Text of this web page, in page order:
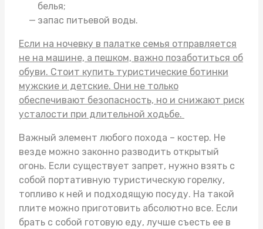
белья;
запас питьевой воды.
Если на ночевку в палатке семья отправляется
не на машине, а пешком, важно позаботиться об
обуви. Стоит купить туристические ботинки
мужские и детские. Они не только
обеспечивают безопасность, но и снижают риск
усталости при длительной ходьбе.
Важный элемент любого похода – костер. Не
везде можно законно разводить открытый
огонь. Если существует запрет, нужно взять с
собой портативную туристическую горелку,
топливо к ней и подходящую посуду. На такой
плите можно приготовить абсолютно все. Если
брать с собой готовую еду, лучше съесть ее в